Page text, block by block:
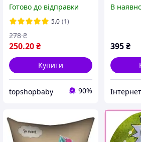
Серце Love
Готово до відправки
5.0 (1)
250.20₴
278 ₴
Купити
topshopbaby 90%
см.
В
395 ₴